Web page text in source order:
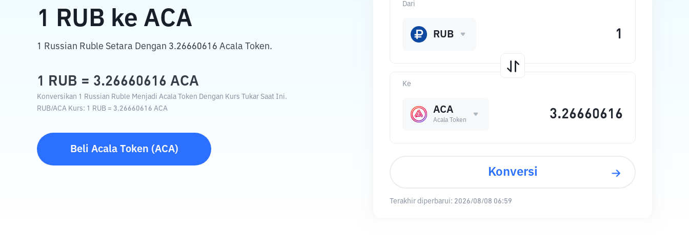
1 RUB ke ACA
1 Russian Ruble Setara Dengan 3.26660616 Acala Token.
1 RUB = 3.26660616 ACA
Konversikan 1 Russian Ruble Menjadi Acala Token Dengan Kurs Tukar Saat Ini.
RUB/ACA Kurs: 1 RUB = 3.26660616 ACA
Beli Acala Token (ACA)
Ke
ACA
Acala Token
Dari
RUB
Konversi
Terakhir diperbarui: 2026/08/08 06:59